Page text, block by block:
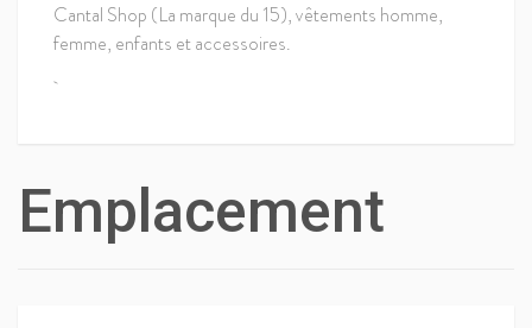
Cantal Shop (La marque du 15), vêtements homme,
femme, enfants et accessoires.
Emplacement